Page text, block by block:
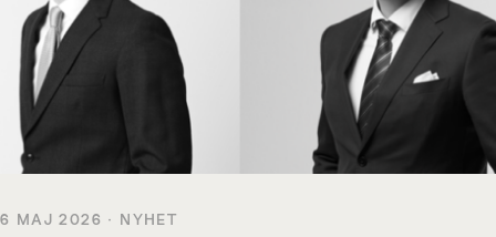
6 MAJ 2026 · NYHET